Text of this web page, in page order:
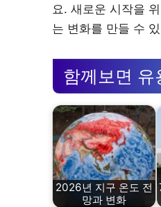
요. 새로운 시작을
는 변화를 만들 수
함께보면 유
2026년 지구 온도 전
망과 변화